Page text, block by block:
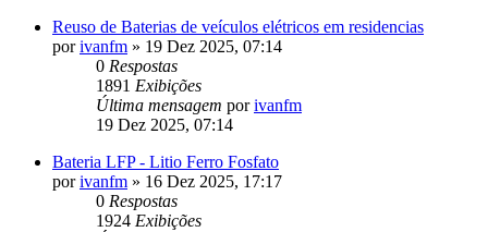
Reuso de Baterias de veículos elétricos em residencias
porivanfm » 19 Dez 2025, 07:14
0 Respostas
1891 Exibições
Última mensagem porivanfm
19 Dez 2025, 07:14
Bateria LFP - Litio Ferro Fosfato
porivanfm » 16 Dez 2025, 17:17
0 Respostas
1924 Exibições